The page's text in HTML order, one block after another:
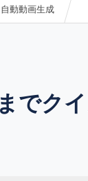
動動画生成
でク